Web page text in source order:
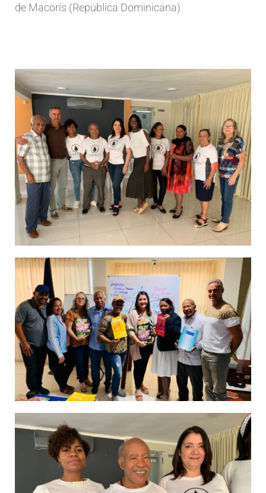
de Macorís (República Dominicana)